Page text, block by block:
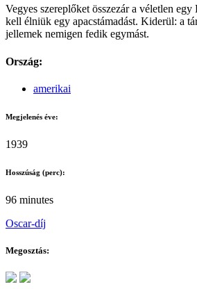
Vegyes szereplőket összezár a véletlen
kell élniük egy apacstámadást. Kiderül: a
jellemek nemigen fedik egymást.
Ország:
amerikai
Megjelenés éve:
1939
Hosszúság (perc):
96 minutes
Oscar-díj
Megosztás: